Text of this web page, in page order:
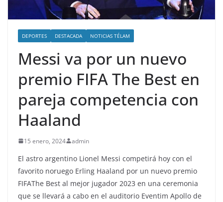
DEPORTES DESTACADA NOTICIAS TÉLAM
Messi va por un nuevo
premio FIFA The Best en
pareja competencia con
Haaland
15 enero, 2024 admin
El astro argentino Lionel Messi competirá hoy con el
favorito noruego Erling Haaland por un nuevo premio
FIFAThe Best al mejor jugador 2023 en una ceremonia
que se llevará a cabo en el auditorio Eventim Apollo de